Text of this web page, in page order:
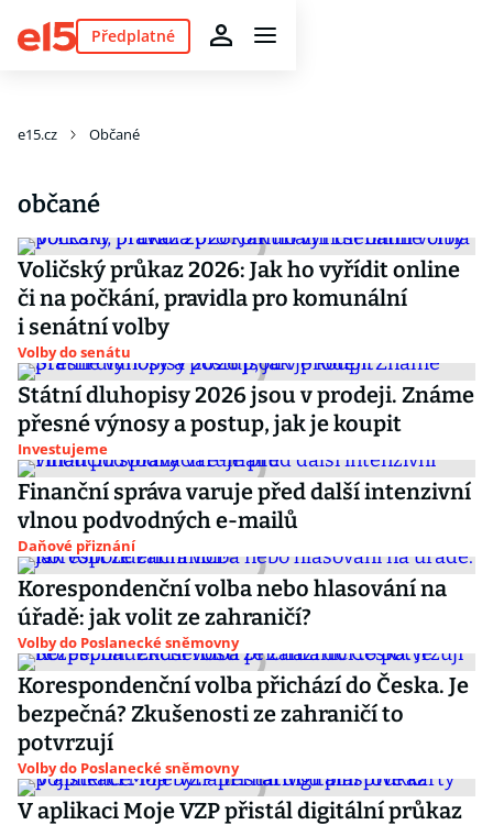
Předplatné
e15.cz Občané
občané
Voličský průkaz 2026: Jak ho vyřídit online
či na počkání, pravidla pro komunální
i senátní volby
Volby do senátu
Státní dluhopisy 2026 jsou v prodeji. Známe
přesné výnosy a postup, jak je koupit
Investujeme
Finanční správa varuje před další intenzivní
vlnou podvodných e-mailů
Daňové přiznání
Korespondenční volba nebo hlasování na
úřadě: jak volit ze zahraničí?
Volby do Poslanecké sněmovny
Korespondenční volba přichází do Česka. Je
bezpečná? Zkušenosti ze zahraničí to
potvrzují
Volby do Poslanecké sněmovny
V aplikaci Moje VZP přistál digitální průkaz